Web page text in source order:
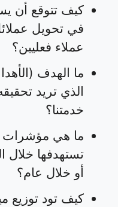
كيف تتوقع أن
في تحويل
عملاء فعليين؟
ما الهدف
الذي تريد
خدمتنا؟
ما هي مؤشرات
تستهدفها خلال
أو خلال عام؟
كيف تود توزيع